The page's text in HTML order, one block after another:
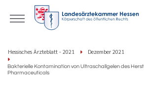
Hessisches Ärzteblatt - 2021 Dezember 2021
Bakterielle Kontamination von Ultraschallgelen des
Pharmaceuticals